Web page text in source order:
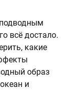
всё достало.
какие
образ
и